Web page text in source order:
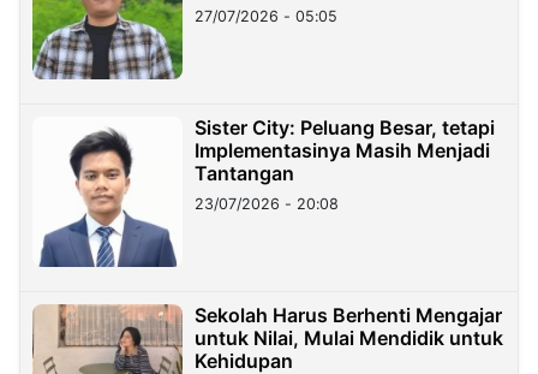
27/07/2026 - 05:05
Sister City: Peluang Besar, tetapi
Implementasinya Masih Menjadi
Tantangan
23/07/2026 - 20:08
Sekolah Harus Berhenti Mengajar
untuk Nilai, Mulai Mendidik untuk
Kehidupan